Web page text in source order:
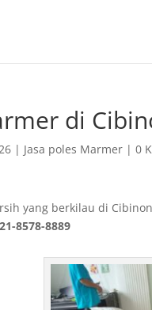
di
| Jasa poles Marmer |0
yang berkilau di
8578-8889